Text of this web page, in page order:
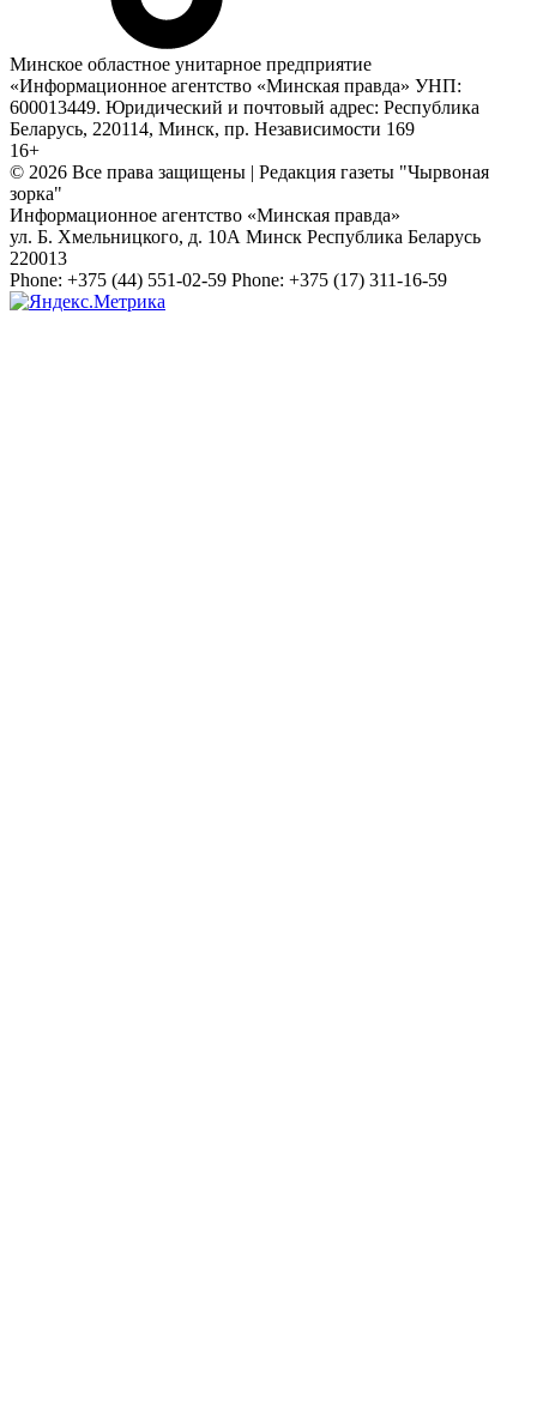
Минское областное унитарное предприятие
«Информационное агентство «Минская правда» УНП:
600013449. Юридический и почтовый адрес: Республика
Беларусь, 220114, Минск, пр. Независимости 169
16+
© 2026 Все права защищены | Редакция газеты "Чырвоная
зорка"
Информационное агентство «Минская правда»
ул. Б. Хмельницкого, д. 10А Минск Республика Беларусь
220013
Phone: +375 (44) 551-02-59 Phone: +375 (17) 311-16-59